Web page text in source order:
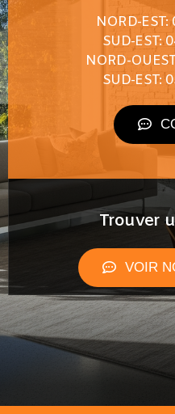
NORD-
SUD-EST:
NORD-
SUD-EST:
Trouver
VOIR